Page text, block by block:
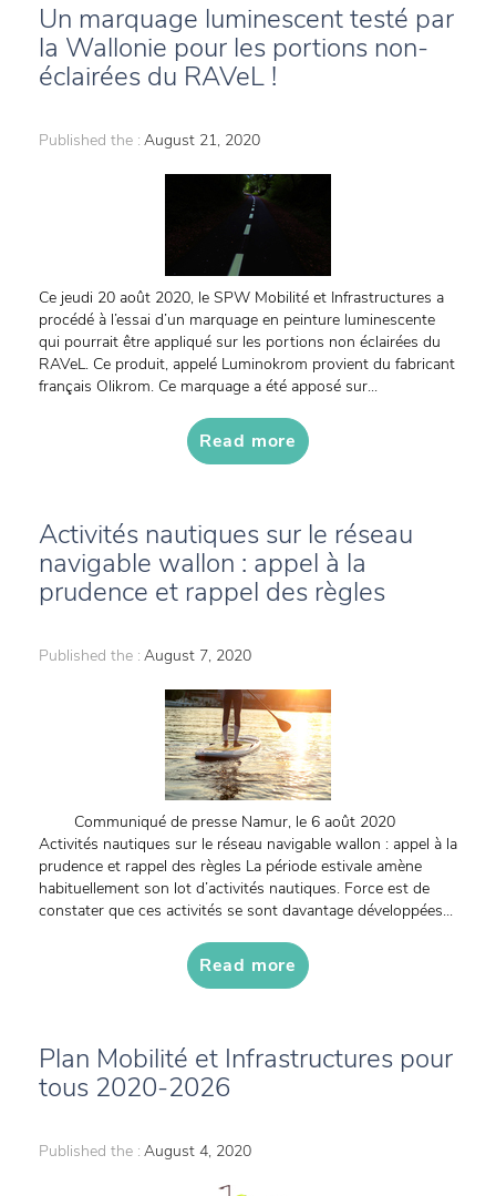
Un marquage luminescent testé par
la Wallonie pour les portions non-
éclairées du RAVeL !
Published the : August 21, 2020
Ce jeudi 20 août 2020, le SPW Mobilité et Infrastructures a
procédé à l’essai d’un marquage en peinture luminescente
qui pourrait être appliqué sur les portions non éclairées du
RAVeL. Ce produit, appelé Luminokrom provient du fabricant
français Olikrom. Ce marquage a été apposé sur...
Read more
Activités nautiques sur le réseau
navigable wallon : appel à la
prudence et rappel des règles
Published the : August 7, 2020
Communiqué de presse Namur, le 6 août 2020
Activités nautiques sur le réseau navigable wallon : appel à la
prudence et rappel des règles La période estivale amène
habituellement son lot d’activités nautiques. Force est de
constater que ces activités se sont davantage développées...
Read more
Plan Mobilité et Infrastructures pour
tous 2020-2026
Published the : August 4, 2020